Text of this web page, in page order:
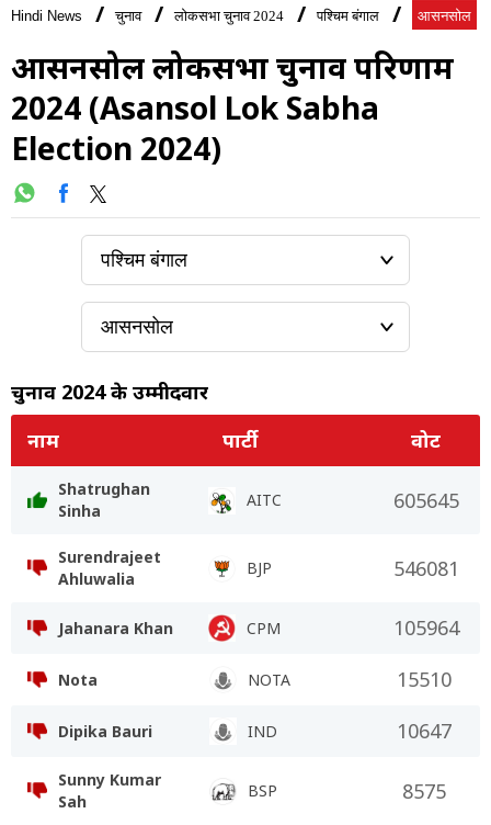
Hindi News चुनाव लोकसभा चुनाव 2024 पश्चिम बंगाल आसनसोल
आसनसोल लोकसभा चुनाव परिणाम
2024 (Asansol Lok Sabha
Election 2024)
चुनाव 2024 के उम्मीदवार
नाम
पार्टी वोट
Shatrughan
Sinha
AITC 605645
Surendrajeet
Ahluwalia
BJP 546081
Jahanara Khan CPM 105964
Nota NOTA 15510
Dipika Bauri IND 10647
Sunny Kumar
Sah
BSP 8575